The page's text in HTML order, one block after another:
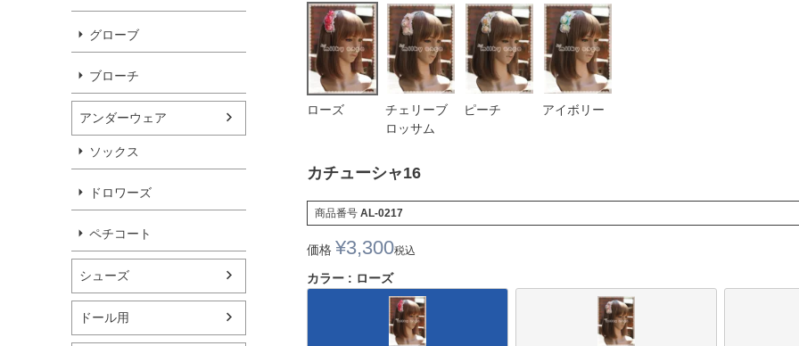
グローブ
ブローチ
アンダーウェア
ソックス
ドロワーズ
ペチコート
シューズ
ドール用
ローズ
チェリーブ
ロッサム
ピーチ アイボリー
カチューシャ16
商品番号 AL-0217
価格 ¥3,300税込
カラー ローズ